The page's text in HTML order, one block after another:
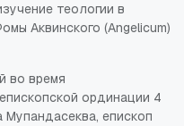
теологии в
Аквинского (Angelicum)
во время
ординации 4
епископ